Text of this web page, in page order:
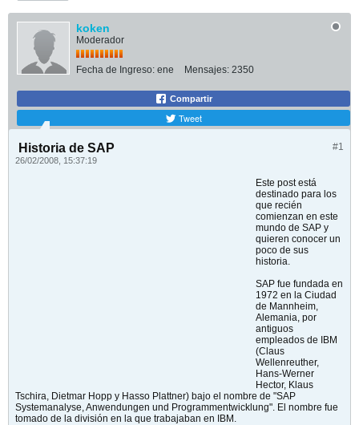
koken
Moderador
Fecha de Ingreso: ene Mensajes: 2350
Compartir
Tweet
#1
Historia de SAP
26/02/2008, 15:37:19
Este post está
destinado para los
que recién
comienzan en este
mundo de SAP y
quieren conocer un
poco de sus
historia.
SAP fue fundada en
1972 en la Ciudad
de Mannheim,
Alemania, por
antiguos
empleados de IBM
(Claus
Wellenreuther,
Hans-Werner
Hector, Klaus
Tschira, Dietmar Hopp y Hasso Plattner) bajo el nombre de "SAP
Systemanalyse, Anwendungen und Programmentwicklung". El nombre fue
tomado de la división en la que trabajaban en IBM.